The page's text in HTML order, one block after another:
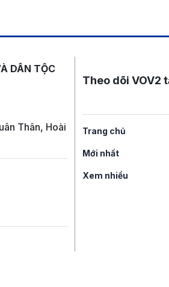
DÂN TỘC
Thân, Hoài
Mạng
Theo dõi VOV2
Trang chủ
Mới nhất
Xem nhiều